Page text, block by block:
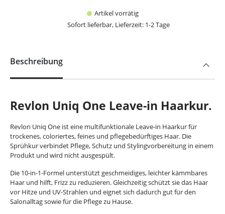
Artikel vorrätig
Sofort lieferbar, Lieferzeit: 1-2 Tage
Beschreibung
Revlon Uniq One Leave-in Haarkur.
Revlon Uniq One ist eine multifunktionale Leave-in Haarkur für
trockenes, coloriertes, feines und pflegebedürftiges Haar. Die
Sprühkur verbindet Pflege, Schutz und Stylingvorbereitung in einem
Produkt und wird nicht ausgespült.
Die 10-in-1-Formel unterstützt geschmeidiges, leichter kämmbares
Haar und hilft, Frizz zu reduzieren. Gleichzeitig schützt sie das Haar
vor Hitze und UV-Strahlen und eignet sich dadurch gut für den
Salonalltag sowie für die Pflege zu Hause.